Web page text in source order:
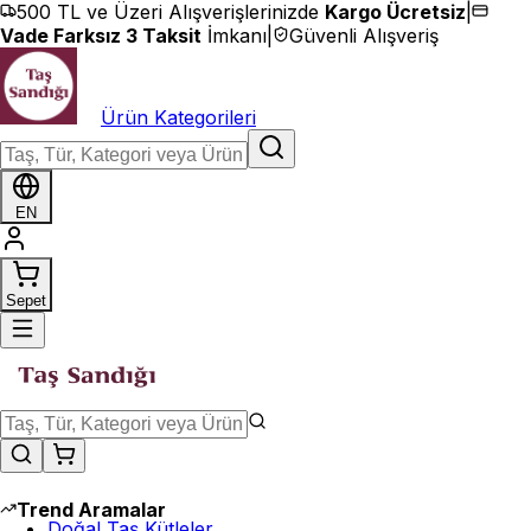
İçeriğe geç
500 TL ve Üzeri Alışverişlerinizde Kargo Ücretsiz
Vade Farksız 3 Taksit İmkanı Güvenli Alışveriş
Ürün Kategorileri
EN
Sepet
Trend Aramalar